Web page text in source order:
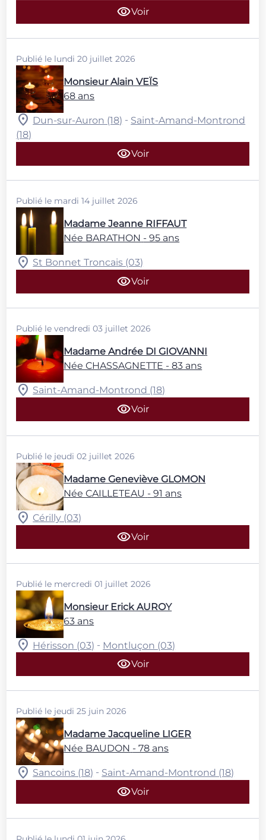
Voir
Publié le lundi 20 juillet 2026
Monsieur Alain VEÏS
68 ans
Dun-sur-Auron (18) - Saint-Amand-Montrond
(18)
Voir
Publié le mardi 14 juillet 2026
Madame Jeanne RIFFAUT
Née BARATHON - 95 ans
St Bonnet Troncais (03)
Voir
Publié le vendredi 03 juillet 2026
Madame Andrée DI GIOVANNI
Née CHASSAGNETTE - 83 ans
Saint-Amand-Montrond (18)
Voir
Publié le jeudi 02 juillet 2026
Madame Geneviève GLOMON
Née CAILLETEAU - 91 ans
Cérilly (03)
Voir
Publié le mercredi 01 juillet 2026
Monsieur Erick AUROY
63 ans
Hérisson (03) - Montluçon (03)
Voir
Publié le jeudi 25 juin 2026
Madame Jacqueline LIGER
Née BAUDON - 78 ans
Sancoins (18) - Saint-Amand-Montrond (18)
Voir